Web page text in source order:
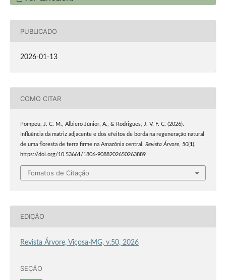
PUBLICADO
2026-01-13
COMO CITAR
Pompeu, J. C. M., Albiero Júnior, A., & Rodrigues, J. V. F. C. (2026).
Influência da matriz adjacente e dos efeitos de borda na regeneração natural
de uma floresta de terra firme na Amazônia central. Revista Árvore, 50(1).
https://doi.org/10.53661/1806-9088202650263889
Fomatos de Citação
EDIÇÃO
Revista Árvore, Viçosa-MG, v.50, 2026
SEÇÃO